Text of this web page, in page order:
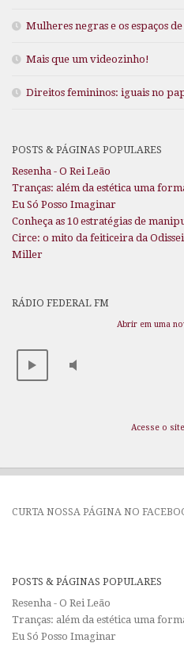
Mulheres negras e os espaços
Mais que um videozinho!
Direitos femininos: iguais no
POSTS & PÁGINAS POPULARES
Resenha - O Rei Leão
Tranças: além da estética uma
Eu Só Posso Imaginar
Conheça as 10 estratégias de
Circe: o mito da feiticeira da
Miller
RÁDIO FEDERAL FM
Abrir em uma
Acesse o
CURTA NOSSA PÁGINA NO
POSTS & PÁGINAS POPULARES
Resenha - O Rei Leão
Tranças: além da estética uma
Eu Só Posso Imaginar